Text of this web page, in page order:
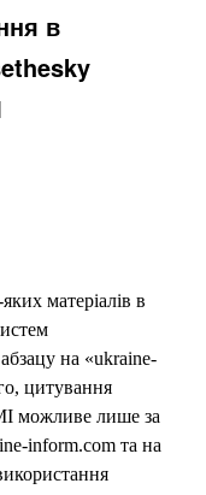
в
матеріалів в
на «ukraine-
цитування
можливе лише за
inform.com та на